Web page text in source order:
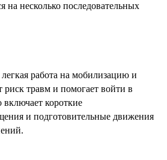
на несколько последовательных
работа на мобилизацию и
травм и помогает войти в
короткие
и подготовительные движения